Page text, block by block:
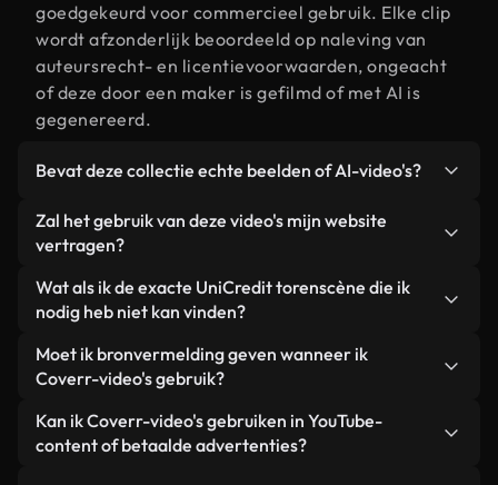
goedgekeurd voor commercieel gebruik. Elke clip
wordt afzonderlijk beoordeeld op naleving van
auteursrecht- en licentievoorwaarden, ongeacht
of deze door een maker is gefilmd of met AI is
gegenereerd.
Bevat deze collectie echte beelden of AI-video's?
Beide. Dit is een hybride bibliotheek die bestaat
uit echte, door mensen gefilmde beelden van
gegenereerde video's. Elke video is duidelijk
gelabeld, zodat je altijd weet wat je gebruikt.
Zal het gebruik van deze video's mijn website
vertragen?
Niet als u voor onze geoptimaliseerde versies
kiest. Wij bieden lichtgewicht, webklare formaten
achtergrond. Zo blijft de kwaliteit hoog, worden de
laadtijden geminimaliseerd en worden
statistieken zoals LCP verbeterd.
Wat als ik de exacte UniCredit torenscène die ik
nodig heb niet kan vinden?
Met Coverr AI Studio maak je direct een video.
Beschrijf de scène – bijvoorbeeld "UniCredit toren
binnen enkele seconden een gepersonaliseerde
video die voldoet aan onze licentievoorwaarden.
Moet ik bronvermelding geven wanneer ik
Coverr-video's gebruik?
Naamsvermelding is niet vereist. Alle video's in
onze stockbibliotheek zijn royaltyvrij en kunnen
Kan ik Coverr-video's gebruiken in YouTube-
content of betaalde advertenties?